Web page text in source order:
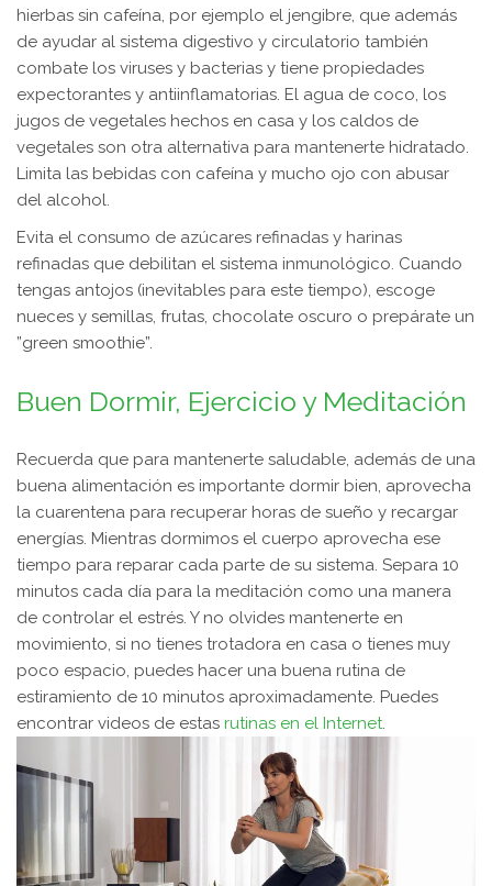
hierbas sin cafeína, por ejemplo el jengibre, que además
de ayudar al sistema digestivo y circulatorio también
combate los viruses y bacterias y tiene propiedades
expectorantes y antiinflamatorias. El agua de coco, los
jugos de vegetales hechos en casa y los caldos de
vegetales son otra alternativa para mantenerte hidratado.
Limita las bebidas con cafeína y mucho ojo con abusar
del alcohol.
Evita el consumo de azúcares refinadas y harinas
refinadas que debilitan el sistema inmunológico. Cuando
tengas antojos (inevitables para este tiempo), escoge
nueces y semillas, frutas, chocolate oscuro o prepárate un
”green smoothie”.
Buen Dormir, Ejercicio y Meditación
Recuerda que para mantenerte saludable, además de una
buena alimentación es importante dormir bien, aprovecha
la cuarentena para recuperar horas de sueño y recargar
energías. Mientras dormimos el cuerpo aprovecha ese
tiempo para reparar cada parte de su sistema. Separa 10
minutos cada día para la meditación como una manera
de controlar el estrés. Y no olvides mantenerte en
movimiento, si no tienes trotadora en casa o tienes muy
poco espacio, puedes hacer una buena rutina de
estiramiento de 10 minutos aproximadamente. Puedes
encontrar videos de estas rutinas en el Internet.